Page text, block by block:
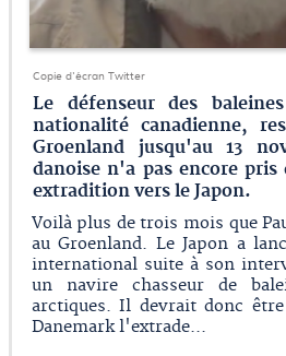
Copie d'écran Twitter
Le défenseur des
nationalité canadienne,
Groenland jusqu'au 13
danoise n'a pas encore pris
extradition vers le Japon.
Voilà plus de trois mois que
au Groenland. Le Japon a
international suite à son
un navire chasseur de
arctiques. Il devrait donc
Danemark l'extrade...